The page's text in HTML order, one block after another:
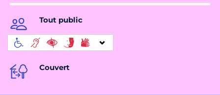
Tout public
Couvert